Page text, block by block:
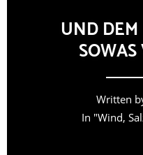
UND DEM
Written
In "Wind,